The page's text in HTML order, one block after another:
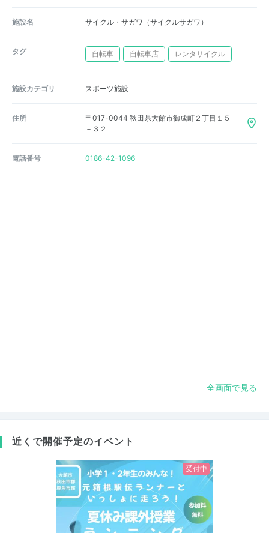
施設名 サイクル・サガワ（サイクルサガワ）
タグ 自転車 自転車店 レンタサイクル
施設カテゴリ スポーツ施設
住所
〒017-0044 秋田県大館市御成町２丁目１５
－３２
電話番号 0186-42-1096
全画面で見る
近くで開催予定のイベント
受付中